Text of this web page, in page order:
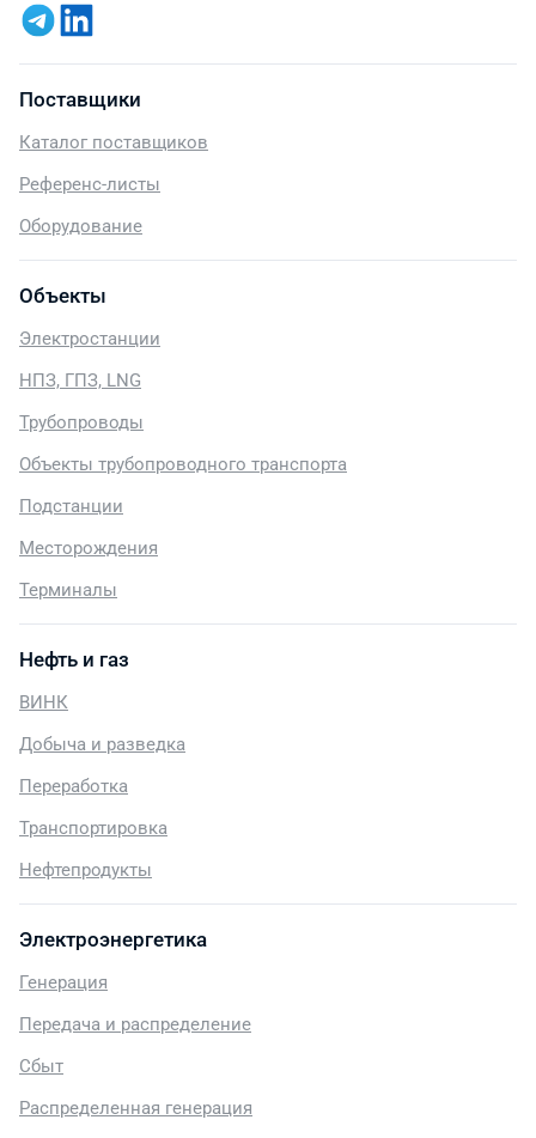
Поставщики
Каталог поставщиков
Референс-листы
Оборудование
Объекты
Электростанции
НПЗ, ГПЗ, LNG
Трубопроводы
Объекты трубопроводного транспорта
Подстанции
Месторождения
Терминалы
Нефть и газ
ВИНК
Добыча и разведка
Переработка
Транспортировка
Нефтепродукты
Электроэнергетика
Генерация
Передача и распределение
Сбыт
Распределенная генерация